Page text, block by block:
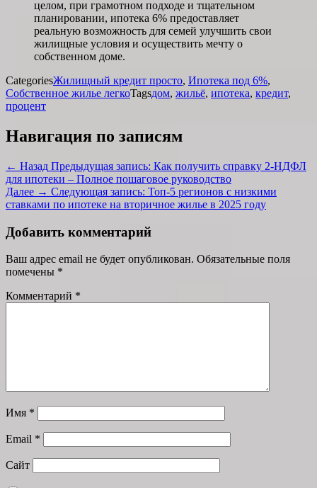
целом, при грамотном подходе и тщательном
планировании, ипотека 6% предоставляет
реальную возможность для семей улучшить свои
жилищные условия и осуществить мечту о
собственном доме.
CategoriesЖилищный кредит просто, Ипотека под 6%,
Собственное жилье легкоTagsдом, жильё, ипотека, кредит,
процент
Навигация по записям
← Назад Предыдущая запись: Как получить справку 2-НДФЛ
для ипотеки – Полное пошаговое руководство
Далее → Следующая запись: Топ-5 регионов с низкими
ставками по ипотеке на вторичное жилье в 2025 году
Добавить комментарий
Ваш адрес email не будет опубликован. Обязательные поля
помечены *
Комментарий *
Имя *
Email *
Сайт